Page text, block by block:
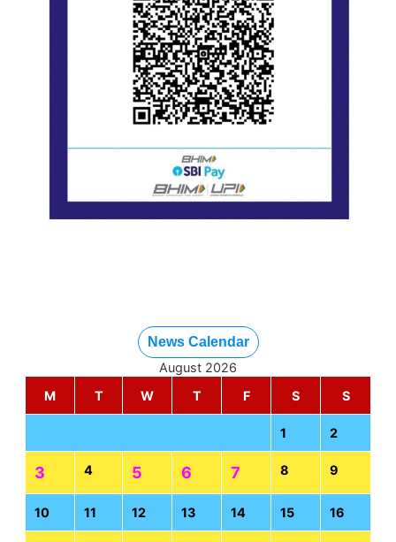
News Calendar
August 2026
M
T W T F S S
1 2
3 4 5 6 7 8 9
10 11 12 13 14 15 16